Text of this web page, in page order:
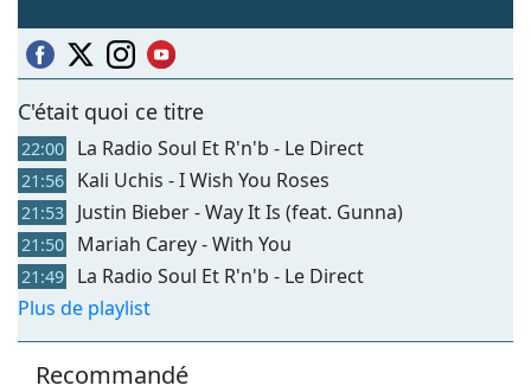
C'était quoi ce titre
22:00 La Radio Soul Et R'n'b - Le Direct
21:56 Kali Uchis - I Wish You Roses
21:53 Justin Bieber - Way It Is (feat. Gunna)
21:50 Mariah Carey - With You
21:49
La Radio Soul Et R'n'b - Le Direct
Plus de playlist
Recommandé